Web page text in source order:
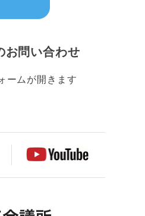
お問い合わせ
ームが開きます